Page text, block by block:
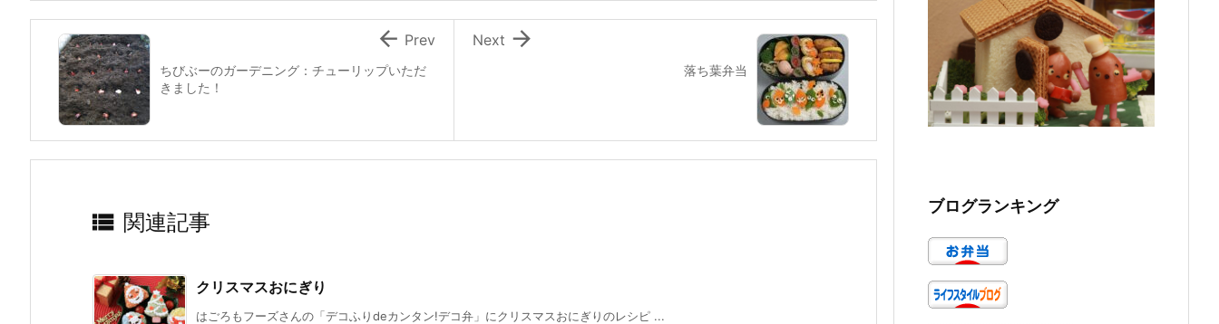
k
落ち葉弁当

Next
ちびぶーのガーデニング：チューリップいただ
きました！
 Prev
 関連記事
クリスマスおにぎり
はごろもフーズさんの「デコふりdeカンタン!デコ弁」にクリスマスおにぎりのレシピ ...
ブログランキング